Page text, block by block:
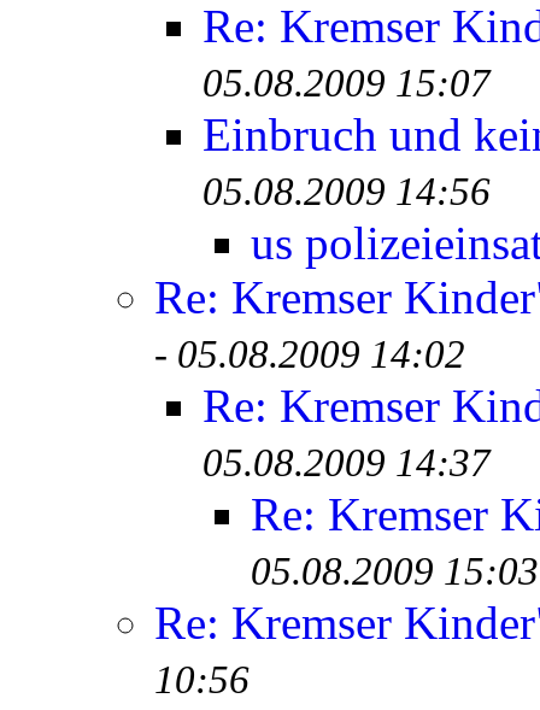
Re: Kremser
05.08.2009 15:07
Einbruch und
05.08.2009 14:56
us
Re: Kremser
- 05.08.2009 14:02
Re: Kremser
05.08.2009 14:37
Re: Kremser
05.08.2009 15:03
Re: Kremser
10:56